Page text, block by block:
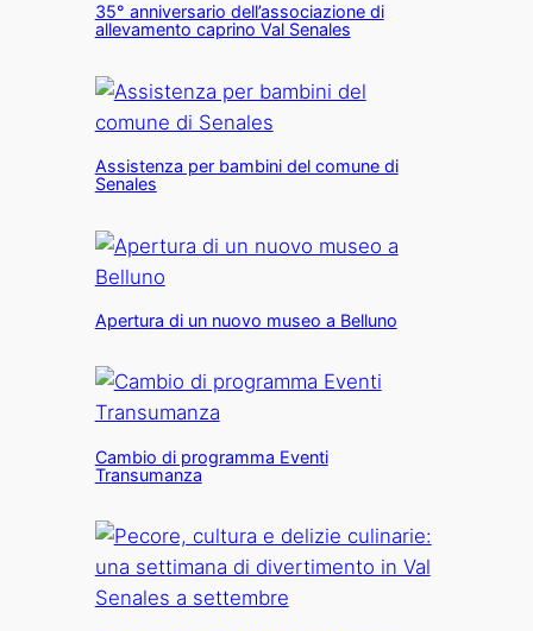
35° anniversario dell’associazione di
allevamento caprino Val Senales
Assistenza per bambini del comune di
Senales
Apertura di un nuovo museo a Belluno
Cambio di programma Eventi
Transumanza